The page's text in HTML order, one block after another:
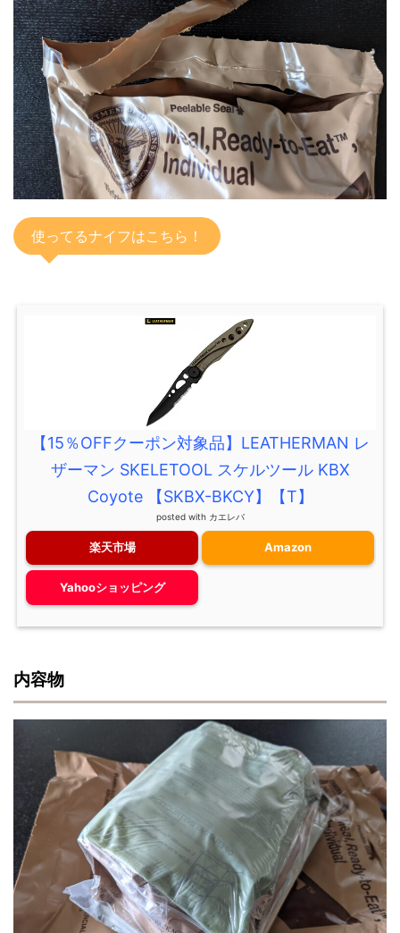
使ってるナイフはこちら！
【15％OFFクーポン対象品】LEATHERMAN レ
ザーマン SKELETOOL スケルツール KBX
Coyote 【SKBX-BKCY】【T】
posted with カエレバ
楽天市場 Amazon
Yahooショッピング
内容物